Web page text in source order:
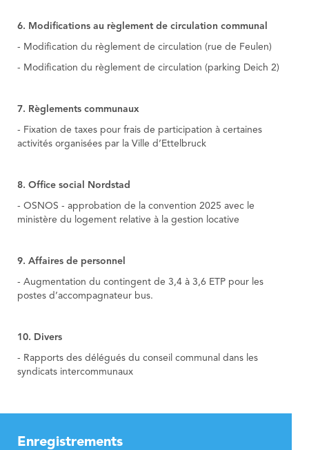
6. Modifications au règlement de circulation communal
- Modification du règlement de circulation (rue de Feulen)
- Modification du règlement de circulation (parking Deich 2)
7. Règlements communaux
- Fixation de taxes pour frais de participation à certaines
activités organisées par la Ville d’Ettelbruck
8. Office social Nordstad
- OSNOS - approbation de la convention 2025 avec le
ministère du logement relative à la gestion locative
9. Affaires de personnel
- Augmentation du contingent de 3,4 à 3,6 ETP pour les
postes d’accompagnateur bus.
10. Divers
- Rapports des délégués du conseil communal dans les
syndicats intercommunaux
Enregistrements